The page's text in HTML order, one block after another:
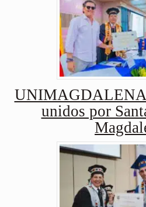
UNIMAGDALENA
unidos por